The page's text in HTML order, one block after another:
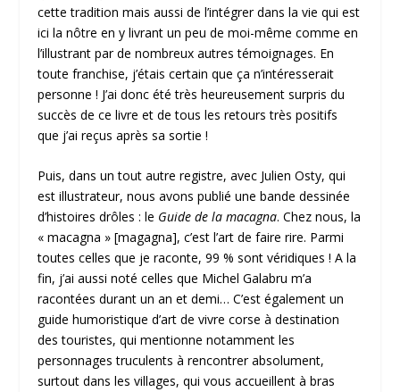
cette tradition mais aussi de l’intégrer dans la vie qui est
ici la nôtre en y livrant un peu de moi-même comme en
l’illustrant par de nombreux autres témoignages. En
toute franchise, j’étais certain que ça n’intéresserait
personne ! J’ai donc été très heureusement surpris du
succès de ce livre et de tous les retours très positifs
que j’ai reçus après sa sortie !
Puis, dans un tout autre registre, avec Julien Osty, qui
est illustrateur, nous avons publié une bande dessinée
d’histoires drôles : le Guide de la macagna. Chez nous, la
« macagna » [magagna], c’est l’art de faire rire. Parmi
toutes celles que je raconte, 99 % sont véridiques ! A la
fin, j’ai aussi noté celles que Michel Galabru m’a
racontées durant un an et demi… C’est également un
guide humoristique d’art de vivre corse à destination
des touristes, qui mentionne notamment les
personnages truculents à rencontrer absolument,
surtout dans les villages, qui vous accueillent à bras